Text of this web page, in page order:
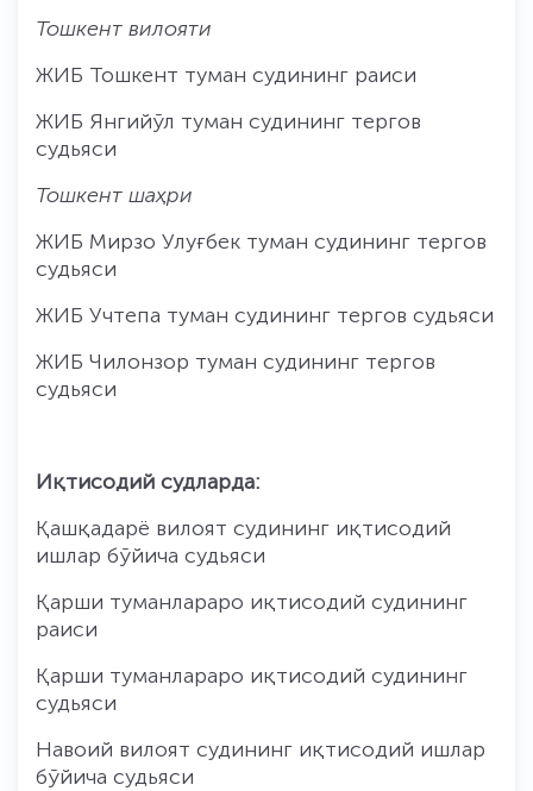
Тошкент вилояти
ЖИБ Тошкент туман судининг раиси
ЖИБ Янгийўл туман судининг тергов
судьяси
Тошкент шаҳри
ЖИБ Мирзо Улуғбек туман судининг тергов
судьяси
ЖИБ Учтепа туман судининг тергов судьяси
ЖИБ Чилонзор туман судининг тергов
судьяси
Иқтисодий судларда:
Қашқадарё вилоят судининг иқтисодий
ишлар бўйича судьяси
Қарши туманлараро иқтисодий судининг
раиси
Қарши туманлараро иқтисодий судининг
судьяси
Навоий вилоят судининг иқтисодий ишлар
бўйича судьяси